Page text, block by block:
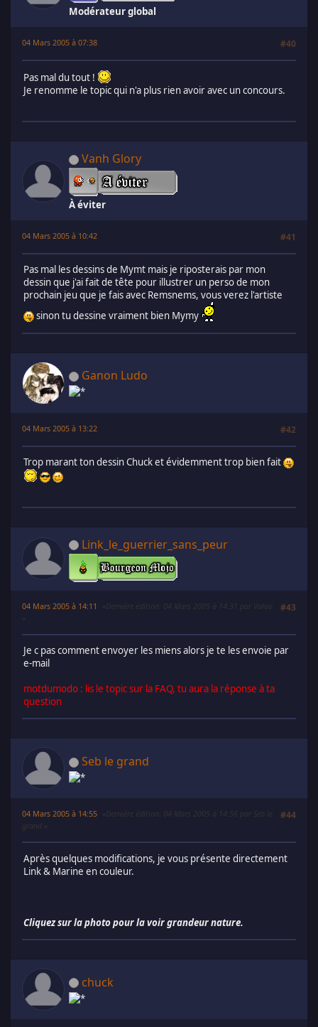
Modérateur global
04 Mars 2005 à 07:38 #40
Pas mal du tout !
Je renomme le topic qui n'a plus rien avoir avec un concours.
Vanh Glory
À éviter
04 Mars 2005 à 10:42 #41
Pas mal les dessins de Mymt mais je riposterais par mon
dessin que j'ai fait de tête pour illustrer un perso de mon
prochain jeu que je fais avec Remsnems, vous verez l'artiste
sinon tu dessine vraiment bien Mymy
Ganon Ludo
04 Mars 2005 à 13:22 #42
Trop marant ton dessin Chuck et évidemment trop bien fait
Link_le_guerrier_sans_peur
04 Mars 2005 à 14:11 #43
Dernière édition : 04 Mars 2005 à 14:31 par Valoo
Je c pas comment envoyer les miens alors je te les envoie par
e-mail
motdumodo : lis le topic sur la FAQ, tu aura la réponse à ta
question
Seb le grand
04 Mars 2005 à 14:55 #44
Dernière édition
: 04 Mars 2005 à 14:56 par Seb le
grand
Après quelques modifications, je vous présente directement
Link & Marine en couleur.
Cliquez sur la photo pour la voir grandeur nature.
chuck